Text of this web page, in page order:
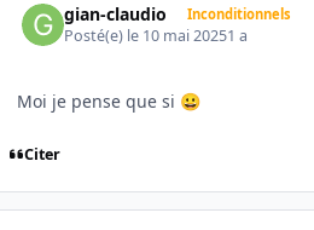
gian-claudio Inconditionnels
Posté(e) le 10 mai 20251 a
Moi je pense que si 😀
Citer